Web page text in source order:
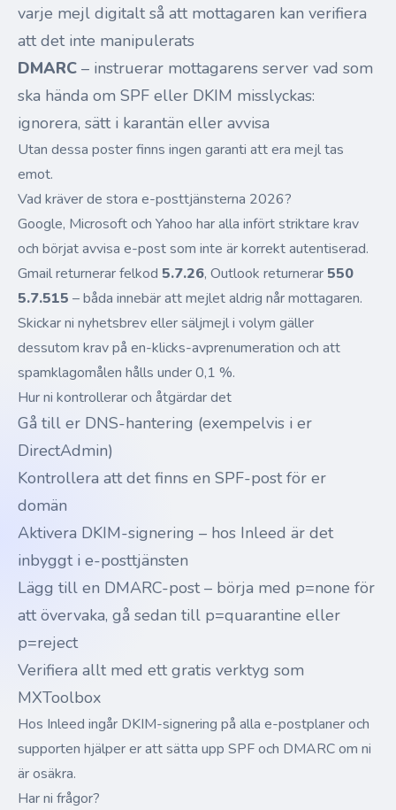
varje mejl digitalt så att mottagaren kan verifiera
att det inte manipulerats
DMARC – instruerar mottagarens server vad som
ska hända om SPF eller DKIM misslyckas:
ignorera, sätt i karantän eller avvisa
Utan dessa poster finns ingen garanti att era mejl tas
emot.
Vad kräver de stora e-posttjänsterna 2026?
Google, Microsoft och Yahoo har alla infört striktare krav
och börjat avvisa e-post som inte är korrekt autentiserad.
Gmail returnerar felkod 5.7.26, Outlook returnerar 550
5.7.515 – båda innebär att mejlet aldrig når mottagaren.
Skickar ni nyhetsbrev eller säljmejl i volym gäller
dessutom krav på en-klicks-avprenumeration och att
spamklagomålen hålls under 0,1 %.
Hur ni kontrollerar och åtgärdar det
Gå till er DNS-hantering (exempelvis i er
DirectAdmin)
Kontrollera att det finns en SPF-post för er
domän
Aktivera DKIM-signering – hos Inleed är det
inbyggt i e-posttjänsten
Lägg till en DMARC-post – börja med p=none för
att övervaka, gå sedan till p=quarantine eller
p=reject
Verifiera allt med ett gratis verktyg som
MXToolbox
Hos Inleed ingår DKIM-signering på alla e-postplaner och
supporten hjälper er att sätta upp SPF och DMARC om ni
är osäkra.
Har ni frågor?